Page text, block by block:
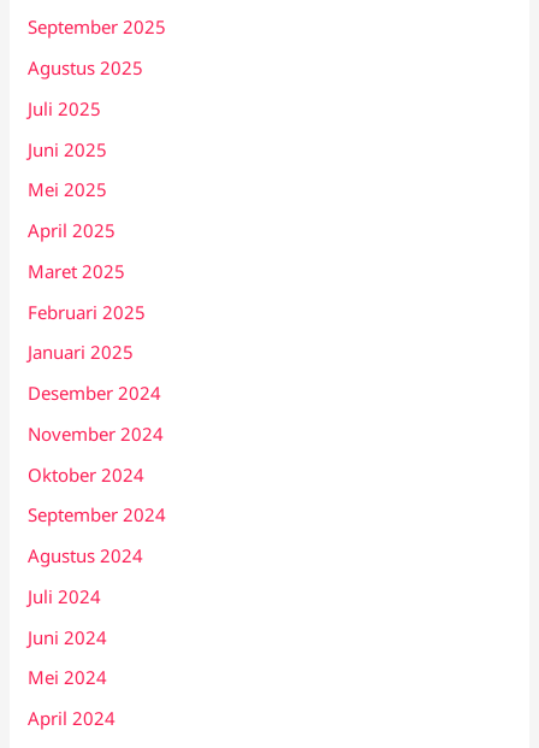
September 2025
Agustus 2025
Juli 2025
Juni 2025
Mei 2025
April 2025
Maret 2025
Februari 2025
Januari 2025
Desember 2024
November 2024
Oktober 2024
September 2024
Agustus 2024
Juli 2024
Juni 2024
Mei 2024
April 2024